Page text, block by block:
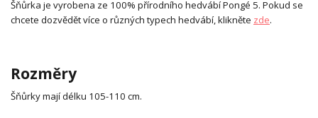
Šňůrka je vyrobena ze 100% přírodního hedvábí Pongé 5. Pokud se
chcete dozvědět více o různých typech hedvábí, klikněte zde.
Rozměry
Šňůrky mají délku 105-110 cm.